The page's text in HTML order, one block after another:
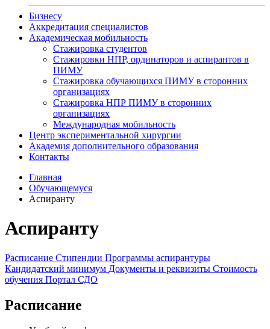
Бизнесу
Аккредитация специалистов
Академическая мобильность
Стажировка студентов
Стажировки НПР, ординаторов и аспирантов в
ПИМУ
Стажировка обучающихся ПИМУ в сторонних
организациях
Стажировка НПР ПИМУ в сторонних
организациях
Международная мобильность
Центр экспериментальной хирургии
Академия дополнительного образования
Контакты
Главная
Обучающемуся
Аспиранту
Аспиранту
Расписание Стипендии Программы аспирантуры
Кандидатский минимум Документы и реквизиты Стоимость
обучения Портал СДО
Расписание